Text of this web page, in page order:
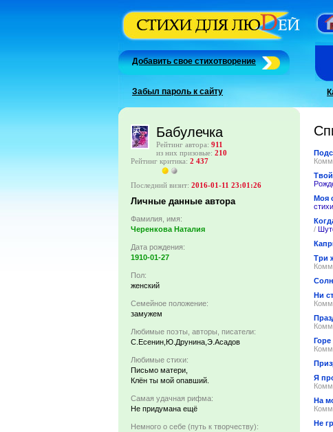
Добавить свое стихотворение
Забыл пароль к сайту
Бабулечка
Рейтинг автора: 911
из них призовые: 210
Рейтинг критика: 2 437
Последний визит: 2016-01-11 23:01:26
Личные данные автора
Фамилия, имя:
Черенкова Наталия
Дата рождения:
1910-01-27
Пол:
женский
Семейное положение:
замужем
Любимые поэты, авторы, писатели:
С.Есенин,Ю.Друнина,Э.Асадов
Любимые стихи:
Письмо матери,
Клён ты мой опавший.
Самая удачная рифма:
Не придумана ещё
Немного о себе (путь к творчеству):
Моя
стихи
/
Три
Ни
Горе
Я
На
Не